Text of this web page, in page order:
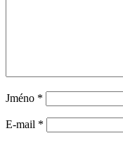
Jméno *
E-mail *